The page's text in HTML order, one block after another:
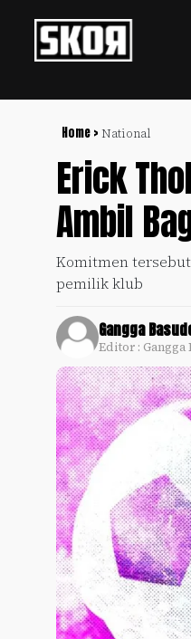
Home > National
Erick
Ambil
Komitmen
pemilik klub
Gangga
Editor : Gangga
Football +
Culture +
Sports
Update
+
Timnas
SKOR
Video
Policy
Pedoman
Pemberitaan
Media
Siber
Disclaimer
Kami